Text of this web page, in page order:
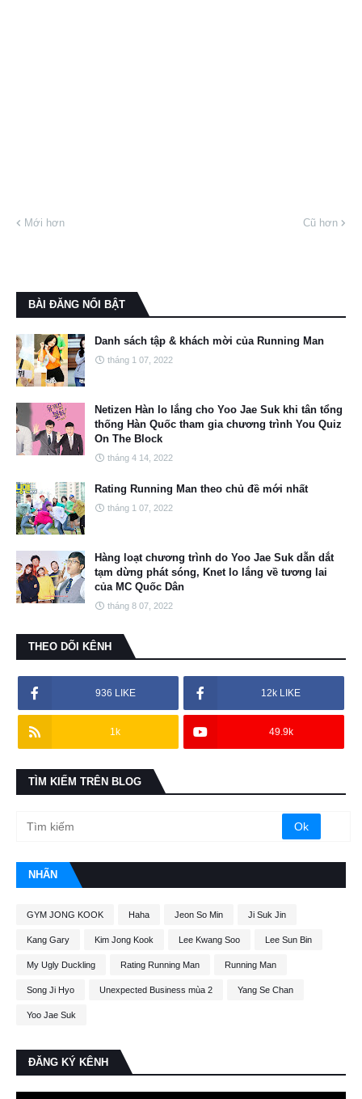
Mới hơn Cũ hơn
BÀI ĐĂNG NỔI BẬT
Danh sách tập & khách mời của Running Man
tháng 1 07, 2022
Netizen Hàn lo lắng cho Yoo Jae Suk khi tân tổng
thống Hàn Quốc tham gia chương trình You Quiz
On The Block
tháng 4 14, 2022
Rating Running Man theo chủ đề mới nhất
tháng 1 07, 2022
Hàng loạt chương trình do Yoo Jae Suk dẫn dắt
tạm dừng phát sóng, Knet lo lắng về tương lai
của MC Quốc Dân
tháng 8 07, 2022
THEO DÕI KÊNH
936 LIKE 12k LIKE
1k 49.9k
TÌM KIẾM TRÊN BLOG
NHÃN
GYM JONG KOOK Haha Jeon So Min Ji Suk Jin
Kang Gary Kim Jong Kook Lee Kwang Soo Lee Sun Bin
My Ugly Duckling Rating Running Man Running Man
Song Ji Hyo Unexpected Business mùa 2 Yang Se Chan
Yoo Jae Suk
ĐĂNG KÝ KÊNH